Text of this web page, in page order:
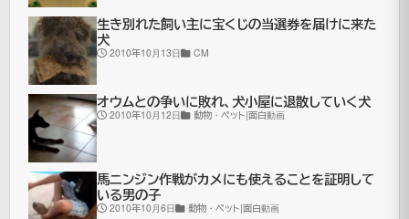
の
ハ
ン
ド
ル
を
握
っ
生き別れた飼い主に宝くじの当選券を届けに来た
犬
2010年10月13日 CM
オウムとの争いに敗れ、犬小屋に退散していく犬
2010年10月12日 動物・ペット|面白動画
馬ニンジン作戦がカメにも使えることを証明して
いる男の子
2010年10月6日 動物・ペット|面白動画